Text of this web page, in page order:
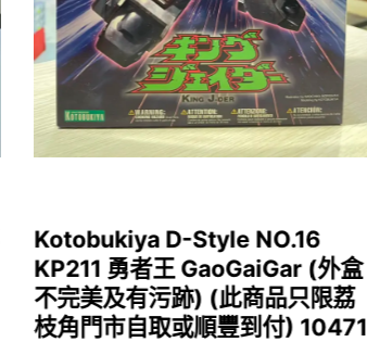
Kotobukiya D-Style NO.16
KP211 勇者王 GaoGaiGar (外盒
不完美及有污跡) (此商品只限荔
枝角門市自取或順豐到付) 10471